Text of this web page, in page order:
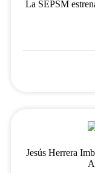
La SEPSM
Jesús Herrera